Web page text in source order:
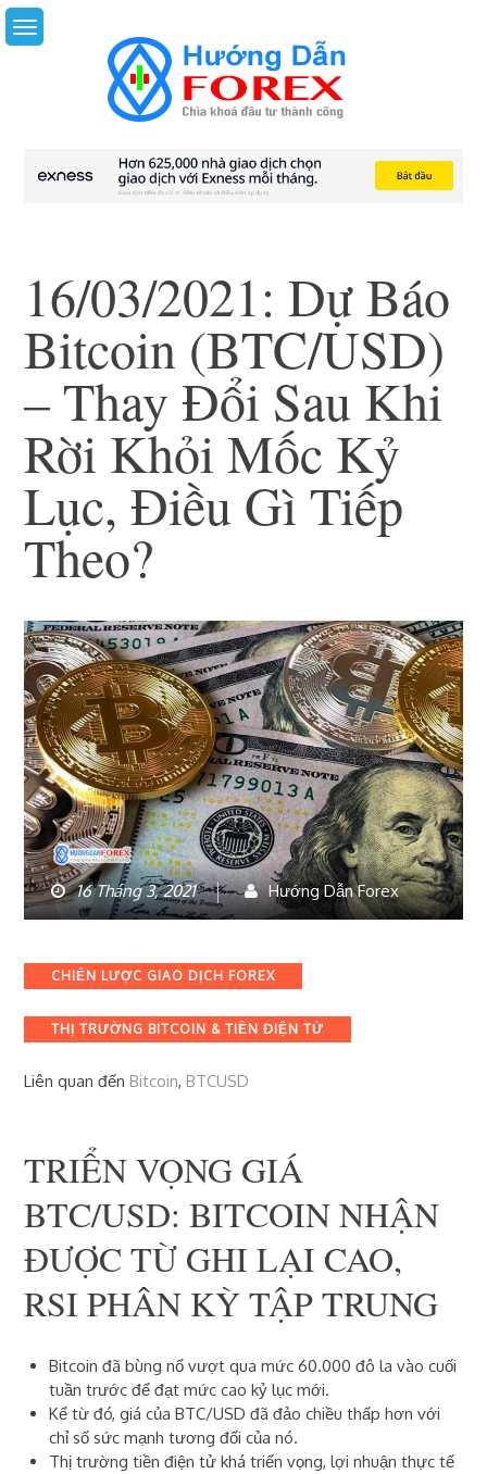
Skip
to
16/03/2021: Dự Báo
Bitcoin (BTC/USD)
– Thay Đổi Sau Khi
Rời Khỏi Mốc Kỷ
Lục, Điều Gì Tiếp
Theo?
16 Tháng 3, 2021 Hướng Dẫn Forex
Categories
CHIẾN LƯỢC GIAO DỊCH FOREX
THỊ TRƯỜNG BITCOIN & TIỀN ĐIỆN TỬ
Liên quan đếnBitcoin,BTCUSD
TRIỂN VỌNG GIÁ
BTC/USD: BITCOIN NHẬN
ĐƯỢC TỪ GHI LẠI CAO,
RSI PHÂN KỲ TẬP TRUNG
Bitcoin đã bùng nổ vượt qua mức 60.000 đô la vào cuối
tuần trước để đạt mức cao kỷ lục mới.
Kể từ đó, giá của BTC/USD đã đảo chiều thấp hơn với
chỉ số sức mạnh tương đối của nó.
Thị trường tiền điện tử khá triển vọng, lợi nhuận thực tế